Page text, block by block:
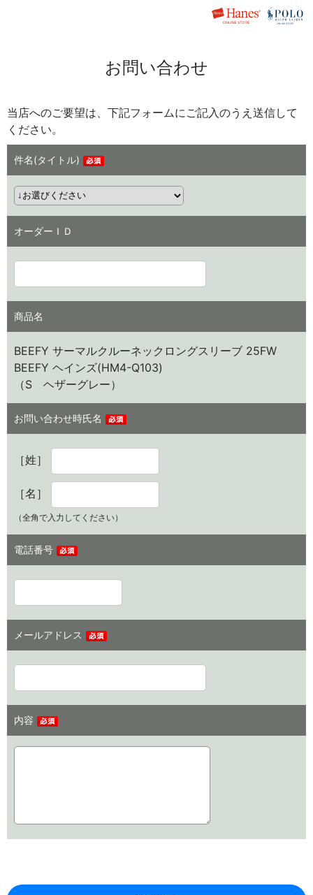
お問い合わせ
当店へのご要望は、下記フォームにご記入のうえ送信して
ください。
件名(タイトル)
オーダーＩＤ
商品名
BEEFY サーマルクルーネックロングスリーブ 25FW
BEEFY ヘインズ(HM4-Q103)
（S ヘザーグレー）
お問い合わせ時氏名
［姓］
［名］
（全角で入力してください）
電話番号
メールアドレス
内容